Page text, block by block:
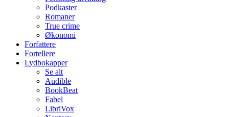
Podkaster
Romaner
True crime
Økonomi
Forfattere
Fortellere
Lydbokapper
Se alt
Audible
BookBeat
Fabel
LibriVox